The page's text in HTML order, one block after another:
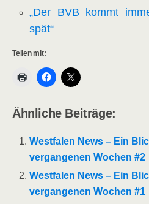
„Der BVB kommt
spät“
Teilen mit:
Ähnliche Beiträge:
Westfalen News – Ein
vergangenen Wochen #2
Westfalen News – Ein
vergangenen Wochen #1